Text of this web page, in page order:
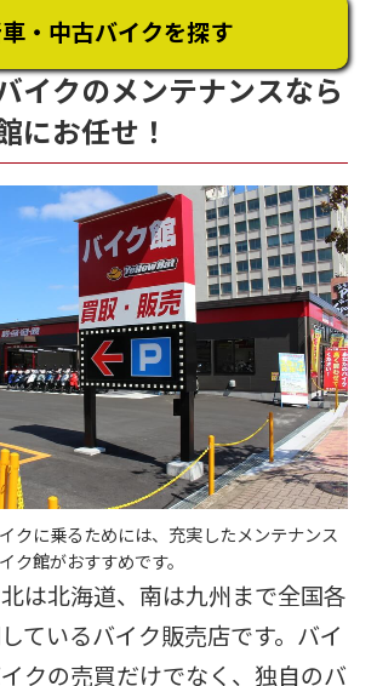
・中古バイクを探す
イクのメンテナンスなら
にお任せ！
クに乗るためには、充実したメンテナンス
ク館がおすすめです。
は北海道、南は九州まで全国各
ているバイク販売店です。バイ
クの売買だけでなく、独自のバ